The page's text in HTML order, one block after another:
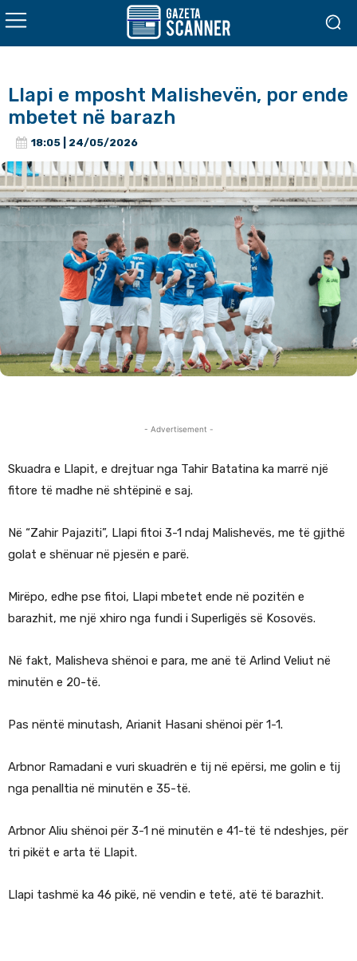
Llapi e mposht Malishevën, por ende
mbetet në barazh
18:05 | 24/05/2026
- Advertisement -
Skuadra e Llapit, e drejtuar nga Tahir Batatina ka marrë një
fitore të madhe në shtëpinë e saj.
Në “Zahir Pajaziti”, Llapi fitoi 3-1 ndaj Malishevës, me të gjithë
golat e shënuar në pjesën e parë.
Mirëpo, edhe pse fitoi, Llapi mbetet ende në pozitën e
barazhit, me një xhiro nga fundi i Superligës së Kosovës.
Në fakt, Malisheva shënoi e para, me anë të Arlind Veliut në
minutën e 20-të.
Pas nëntë minutash, Arianit Hasani shënoi për 1-1.
Arbnor Ramadani e vuri skuadrën e tij në epërsi, me golin e tij
nga penalltia në minutën e 35-të.
Arbnor Aliu shënoi për 3-1 në minutën e 41-të të ndeshjes, për
tri pikët e arta të Llapit.
Llapi tashmë ka 46 pikë, në vendin e tetë, atë të barazhit.